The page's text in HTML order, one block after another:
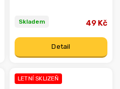
Skladem 49 Kč
Detail
LETNÍ SKLIZEŇ